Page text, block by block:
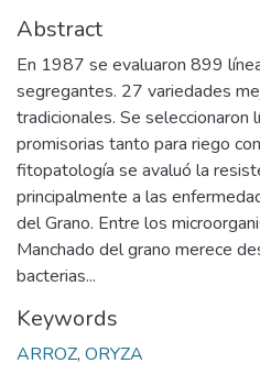
Abstract
En 1987 se evaluaron 899
segregantes. 27 variedades
tradicionales. Se seleccionaron
promisorias tanto para riego
fitopatología se avaluó la
principalmente a las
del Grano. Entre los
Manchado del grano merece
bacterias...
Keywords
ARROZ, ORYZA